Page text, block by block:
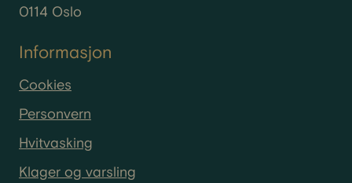
0114 Oslo
Informasjon
Cookies
Personvern
Hvitvasking
Klager og varsling